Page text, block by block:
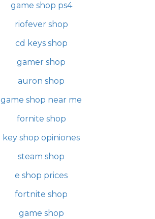
game shop ps4
riofever shop
cd keys shop
gamer shop
auron shop
game shop near me
fornite shop
key shop opiniones
steam shop
e shop prices
fortnite shop
game shop